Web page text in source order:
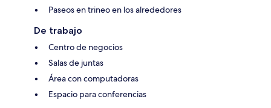
Paseos en trineo en los alrededores
De trabajo
Centro de negocios
Salas de juntas
Área con computadoras
Espacio para conferencias